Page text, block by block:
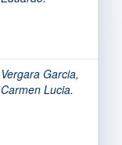
Vergara Garcia,
Carmen Lucia.